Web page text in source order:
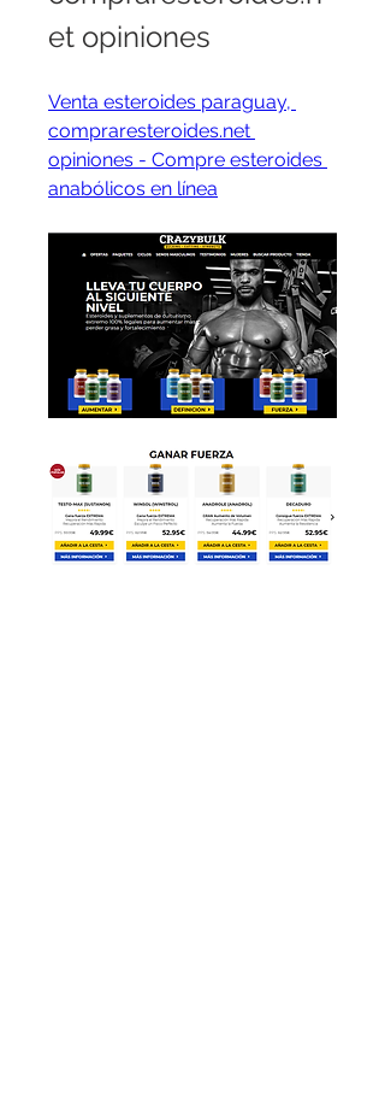
et opiniones
Venta esteroides paraguay,
compraresteroides.net
opiniones - Compre esteroides
anabólicos en línea